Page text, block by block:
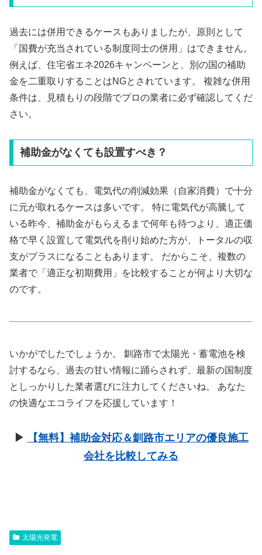
過去には併用できるケースもありましたが、原則として
「国費が充当されている制度同士の併用」はできません。
例えば、住宅省エネ2026キャンペーンと、別の国の補助
金を二重取りすることはNGとされています。 複雑な併用
条件は、見積もりの段階でプロの業者に必ず確認してくだ
さい。
補助金がなくても設置すべき？
補助金がなくても、電気代の削減効果（自家消費）で十分
に元が取れるケースは多いです。 特に電気代が高騰して
いる昨今、補助金がもらえるまで何年も待つより、適正価
格で早く設置して電気代を削り始めた方が、トータルの収
支がプラスになることもあります。 だからこそ、複数の
業者で「適正な初期費用」を比較することが何より大切な
のです。
いかがでしたでしょうか。 釧路市で太陽光・蓄電池を検
討するなら、過去の甘い情報に踊らされず、最新の国制度
としっかりした業者選びに注力してくださいね。 あなた
の快適なエコライフを応援しています！
▶︎
【無料】補助金対応＆釧路市エリアの優良施工
会社を比較してみる
太陽光発電